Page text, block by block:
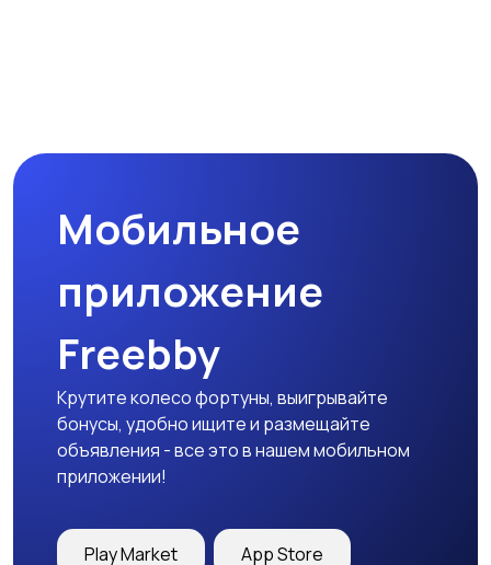
Тренажеры и фитнес Спортивное питание
Другое
Мобильное
приложение
Freebby
Крутите колесо фортуны, выигрывайте
бонусы, удобно ищите и размещайте
объявления - все это в нашем мобильном
приложении!
Play Market App Store